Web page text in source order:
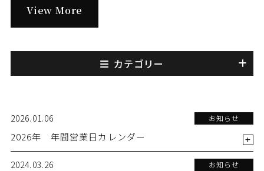
View More
カテゴリー
2026.01.06 お知らせ
2026年 年間営業日カレンダー
2024.03.26 お知らせ